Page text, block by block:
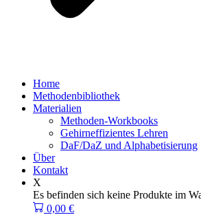
Home
Methodenbibliothek
Materialien
Methoden-Workbooks
Gehirneffizientes Lehren
DaF/DaZ und Alphabetisierung
Über
Kontakt
X
Es befinden sich keine Produkte im
0,00 €